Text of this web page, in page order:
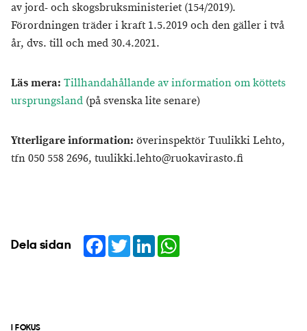
av jord- och skogsbruksministeriet (154/2019).
Förordningen träder i kraft 1.5.2019 och den gäller i två
år, dvs. till och med 30.4.2021.
Läs mera: Tillhandahållande av information om köttets
ursprungsland (på svenska lite senare)
Ytterligare information: överinspektör Tuulikki Lehto,
tfn 050 558 2696, tuulikki.lehto@ruokavirasto.fi
Dela sidan Facebook
TwitterLinkedIn
I FOKUS